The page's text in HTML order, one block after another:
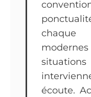
chaque
écoute.